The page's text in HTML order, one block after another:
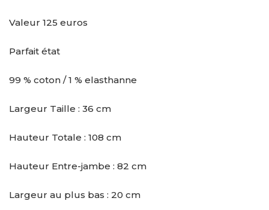
Valeur 125 euros
Parfait état
99 % coton / 1 % elasthanne
Largeur Taille : 36 cm
Hauteur Totale : 108 cm
Hauteur Entre-jambe : 82 cm
Largeur au plus bas : 20 cm